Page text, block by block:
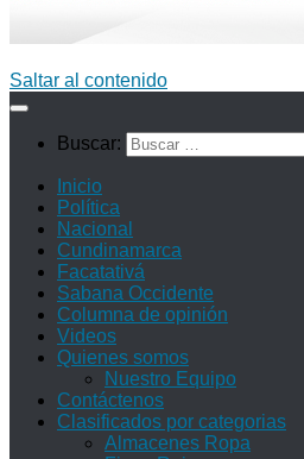
Saltar al contenido
Buscar:
Inicio
Política
Nacional
Cundinamarca
Facatativá
Sabana Occidente
Columna de opinión
Videos
Quienes somos
Nuestro Equipo
Contáctenos
Clasificados por categorias
Almacenes Ropa